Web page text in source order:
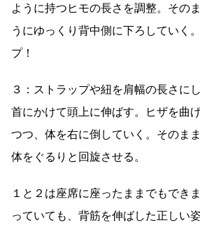
ように持つヒモの長さを調整。その
うにゆっくり背中側に下ろしていく
プ！
３：ストラップや紐を肩幅の長さに
首にかけて頭上に伸ばす。ヒザを曲
つつ、体を右に倒していく。そのま
体をぐるりと回旋させる。
１と２は座席に座ったままでもでき
っていても、背筋を伸ばした正しい